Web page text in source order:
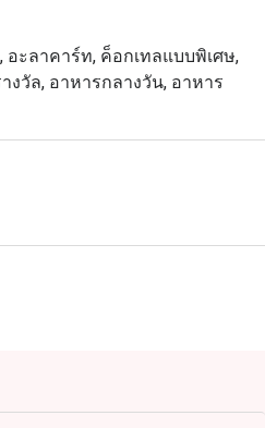
อะลาคาร์ท, ค็อกเทลแบบพิเศษ,
งวัล, อาหารกลางวัน, อาหาร